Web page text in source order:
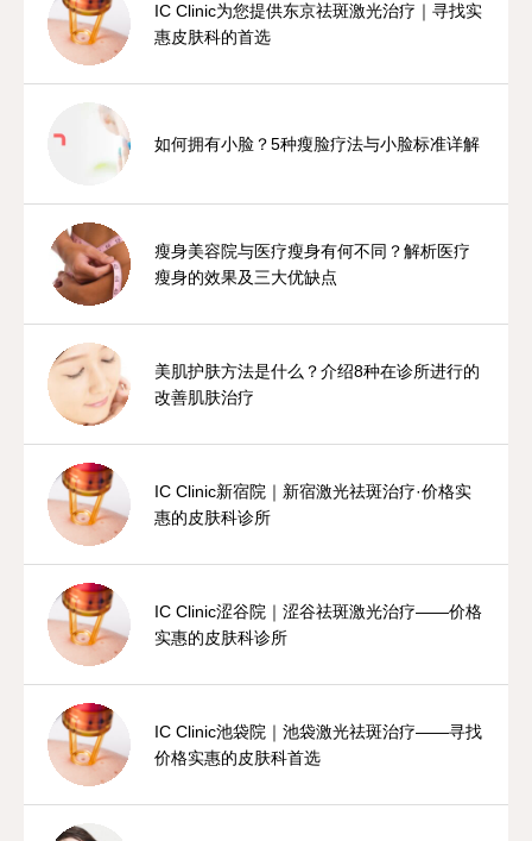
IC Clinic为您提供东京祛斑激光治疗｜寻找实
惠皮肤科的首选
如何拥有小脸？5种瘦脸疗法与小脸标准详解
瘦身美容院与医疗瘦身有何不同？解析医疗
瘦身的效果及三大优缺点
美肌护肤方法是什么？介绍8种在诊所进行的
改善肌肤治疗
IC Clinic新宿院｜新宿激光祛斑治疗·价格实
惠的皮肤科诊所
IC Clinic涩谷院｜涩谷祛斑激光治疗——价格
实惠的皮肤科诊所
IC Clinic池袋院｜池袋激光祛斑治疗——寻找
价格实惠的皮肤科首选